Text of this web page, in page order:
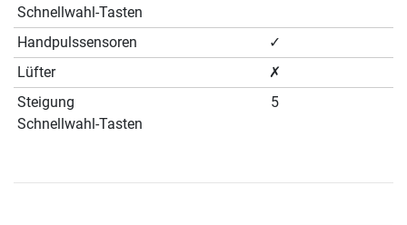
Schnellwahl-Tasten
Handpulssensoren
✓
Lüfter
✗
Steigung
Schnellwahl-Tasten
5